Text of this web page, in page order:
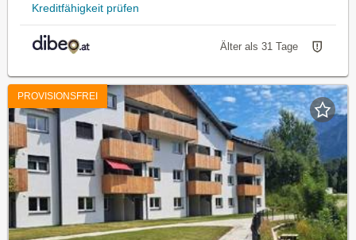
Kreditfähigkeit prüfen
Älter als 31 Tage
PROVISIONSFREI